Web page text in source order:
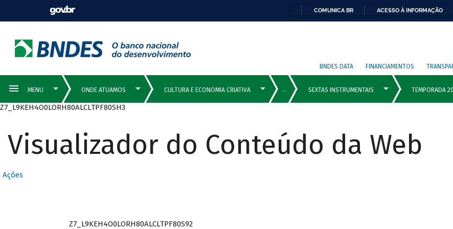
COMUNICA BR ACESSO À INFORMAÇÃO
BNDES DATA FINANCIAMENTOS
Z7_L9KEH4O0LORH80ALCLTPF80SH3
Visualizador do Conteúdo da Web
Ações
Z7_L9KEH4O0LORH80ALCLTPF80S92